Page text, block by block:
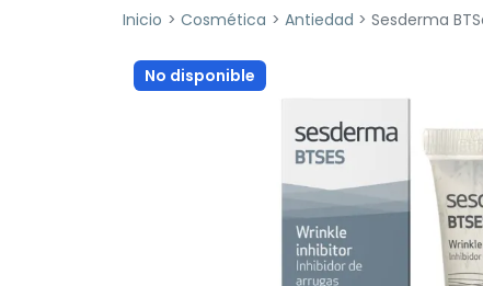
Inicio Cosmética Antiedad Sesderma
No disponible